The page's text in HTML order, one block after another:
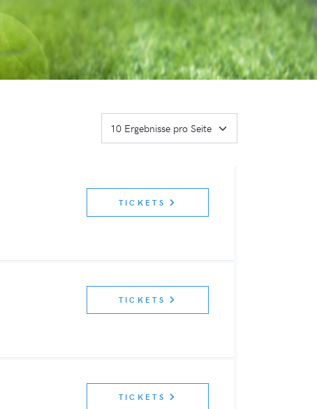
TICKETS
TICKETS
TICKETS